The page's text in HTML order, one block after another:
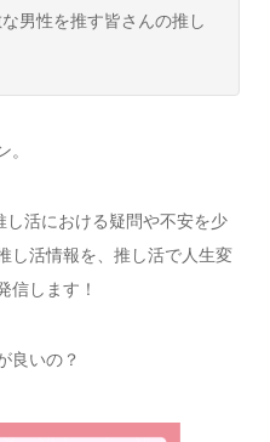
男性を推す皆さんの推し
し活における疑問や不安を少
し活情報を、推し活で人生変
信します！
良いの？